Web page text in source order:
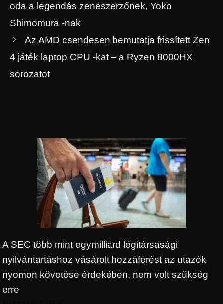
oda a legendás zeneszerzőnek, Yoko
Shimomura -nak
Az AMD csendesen bemutatja frissített Zen
4 játék laptop CPU -kat – a Ryzen 8000HX
sorozatot
A SEC több mint egymilliárd légitársasági
nyilvántartáshoz vásárolt hozzáférést az utazók
nyomon követése érdekében, nem volt szükség
erre